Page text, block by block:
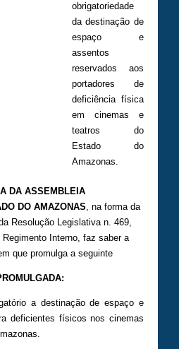
obrigatoriedade
da destinação de
espaço e
assentos
reservados aos
portadores de
deficiência física
em cinemas e
teatros do
Estado do
Amazonas.
DA ASSEMBLEIA
DO AMAZONAS , na forma da
Resolução Legislativa n. 469,
Interno, faz saber a
que promulga a seguinte
a destinação de espaço e
deficientes físicos nos cinemas